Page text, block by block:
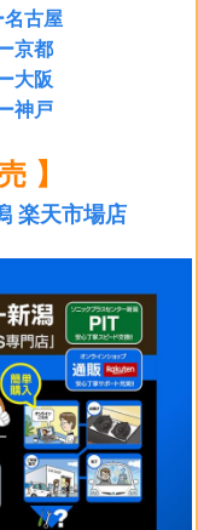
名古屋
京都
大阪
神戸
】
楽天市場店